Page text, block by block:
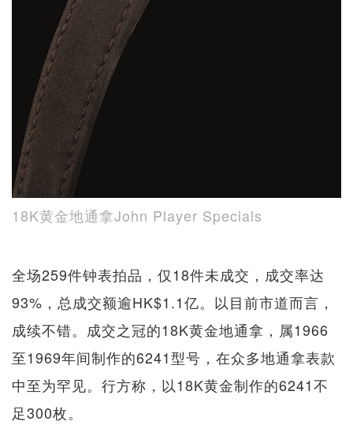
18K黄金地通拿John Player Specials
全场259件钟表拍品，仅18件未成交，成交率达
93%，总成交额逾HK$1.1亿。以目前市道而言，
成续不错。成交之冠的18K黄金地通拿，属1966
至1969年间制作的6241型号，在众多地通拿表款
中至为罕见。行方称，以18K黄金制作的6241不
足300枚。